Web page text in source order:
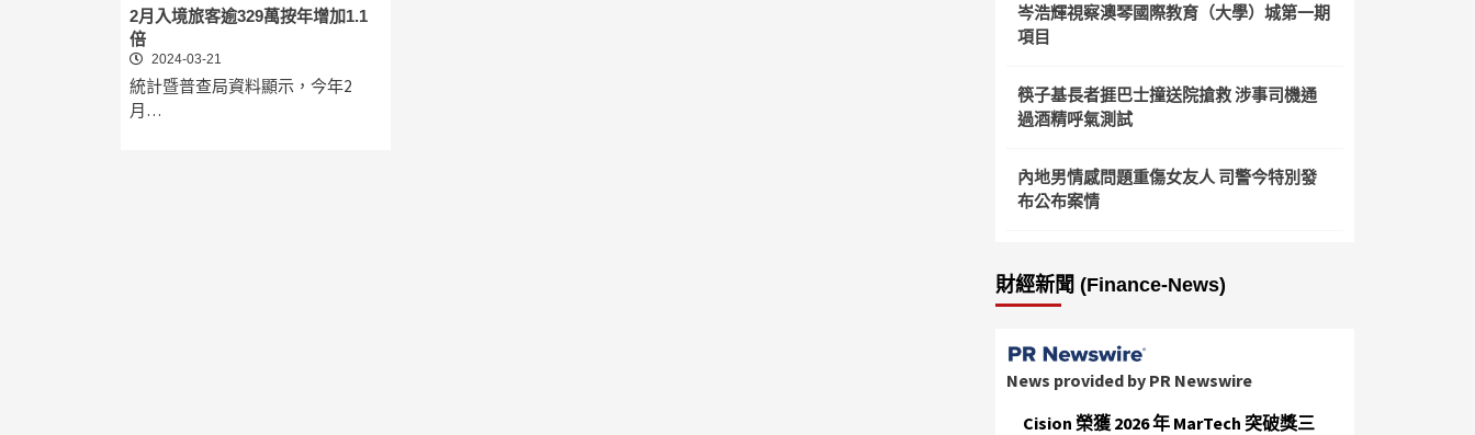
2月入境旅客逾329萬按年增加1.1
倍
2024-03-21
統計暨普查局資料顯示，今年2
月…
岑浩輝視察澳琴國際教育（大學）城第一期
項目
筷子基長者捱巴士撞送院搶救 涉事司機通
過酒精呼氣測試
內地男情感問題重傷女友人 司警今特別發
布公布案情
財經新聞 (Finance-News)
News provided by PR Newswire
Cision 榮獲 2026 年 MarTech 突破獎三